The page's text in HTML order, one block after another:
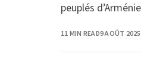
peuplés
» en russe)
11 MIN READPUBLISHED
9 AOÛT 2025